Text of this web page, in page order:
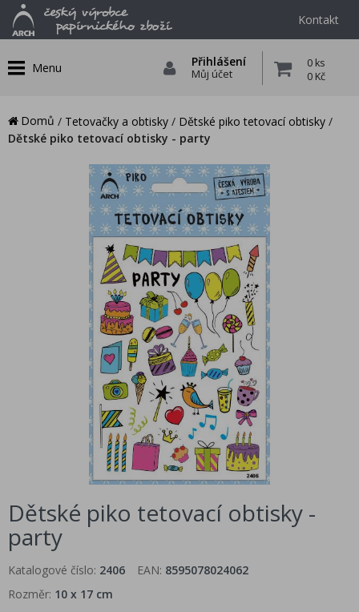
Kontakt
Menu Přihlášení
Můj účet
0 ks
0 Kč
Domů / Tetovačky a obtisky / Dětské piko tetovací obtisky /
Dětské piko tetovací obtisky - party
Dětské piko tetovací obtisky -
party
Katalogové číslo: 2406 EAN: 8595078024062
Rozměr: 10 x 17 cm